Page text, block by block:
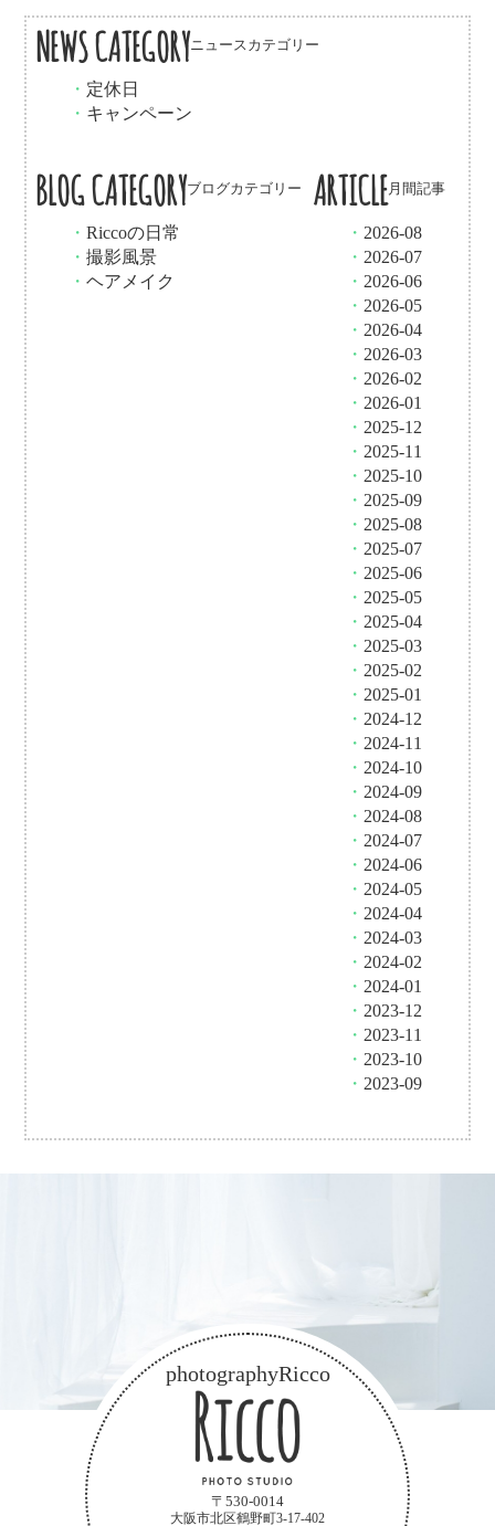
NEWS CATEGORYニュースカテゴリー
・ 定休日
・ キャンペーン
BLOG CATEGORYブログカテゴリー
・Riccoの日常
・撮影風景
・ヘアメイク
ARTICLE月間記事
・ 2026-08
・ 2026-07
・ 2026-06
・ 2026-05
・ 2026-04
・ 2026-03
・ 2026-02
・ 2026-01
・ 2025-12
・ 2025-11
・ 2025-10
・ 2025-09
・ 2025-08
・ 2025-07
・ 2025-06
・ 2025-05
・ 2025-04
・ 2025-03
・ 2025-02
・ 2025-01
・ 2024-12
・ 2024-11
・ 2024-10
・ 2024-09
・ 2024-08
・ 2024-07
・ 2024-06
・ 2024-05
・ 2024-04
・ 2024-03
・ 2024-02
・ 2024-01
・ 2023-12
・ 2023-11
・ 2023-10
・ 2023-09
photographyRicco
〒530-0014
大阪市北区鶴野町3-17-402